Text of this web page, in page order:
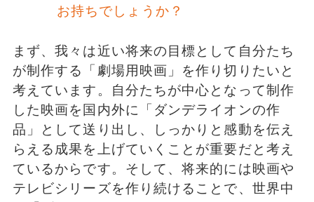
お持ちでしょうか？
まず、我々は近い将来の目標として自分たち
が制作する「劇場用映画」を作り切りたいと
考えています。自分たちが中心となって制作
した映画を国内外に「ダンデライオンの作
品」として送り出し、しっかりと感動を伝え
らえる成果を上げていくことが重要だと考え
ているからです。そして、将来的には映画や
テレビシリーズを作り続けることで、世界中